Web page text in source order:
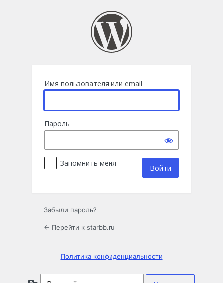
Имя пользователя или email
Пароль
Запомнить меня
Забыли пароль?
← Перейти к starbb.ru
Политика конфиденциальности